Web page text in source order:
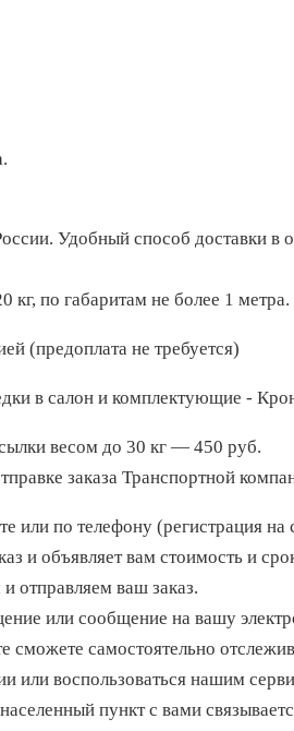
Удобный способ доставки в
кг, по габаритам не более 1
(предоплата не требуется)
весом до 30 кг — 450 руб.
заказа Транспортной
или по телефону (регистрация на
и объявляет вам стоимость и
отправляем ваш заказ.
или сообщение на вашу
сможете самостоятельно
или воспользоваться нашим
пункт с вами